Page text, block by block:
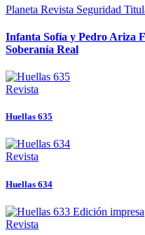
Planeta Revista Seguridad
Infanta Sofía y Pedro Ariza
Soberanía Real
Revista
Huellas 635
Revista
Huellas 634
Revista